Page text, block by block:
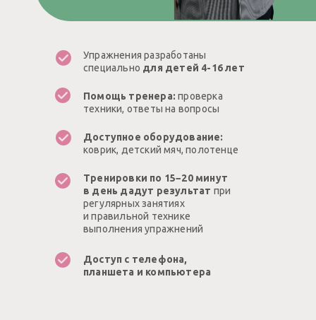
Упражнения разработаны
специально для детей 4-16 лет
Тренировки по 15−20 минут
в день дадут результат при
регулярных занятиях
и правильной технике
выполнения упражнений
Помощь тренера:проверка
техники, ответы на вопросы
Доступное оборудование:
коврик, детский мяч, полотенце
Доступ с телефона,
планшета и компьютера